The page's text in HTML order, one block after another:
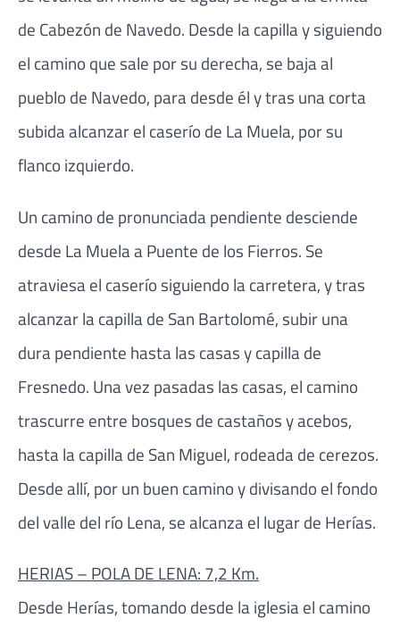
de Cabezón de Navedo. Desde la capilla y siguiendo
el camino que sale por su derecha, se baja al
pueblo de Navedo, para desde él y tras una corta
subida alcanzar el caserío de La Muela, por su
flanco izquierdo.
Un camino de pronunciada pendiente desciende
desde La Muela a Puente de los Fierros. Se
atraviesa el caserío siguiendo la carretera, y tras
alcanzar la capilla de San Bartolomé, subir una
dura pendiente hasta las casas y capilla de
Fresnedo. Una vez pasadas las casas, el camino
trascurre entre bosques de castaños y acebos,
hasta la capilla de San Miguel, rodeada de cerezos.
Desde allí, por un buen camino y divisando el fondo
del valle del río Lena, se alcanza el lugar de Herías.
HERIAS – POLA DE LENA: 7,2 Km.
Desde Herías, tomando desde la iglesia el camino